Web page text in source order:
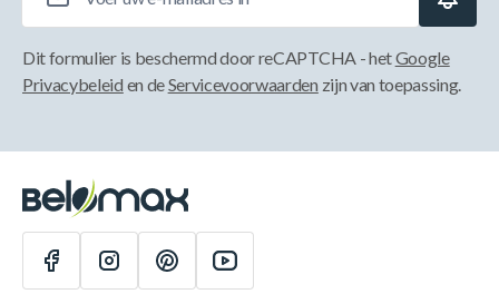
Dit formulier is beschermd door reCAPTCHA - hetGoogle
Privacybeleid en deServicevoorwaarden zijn van toepassing.